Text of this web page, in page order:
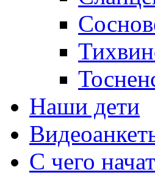
Наши дети
С чего